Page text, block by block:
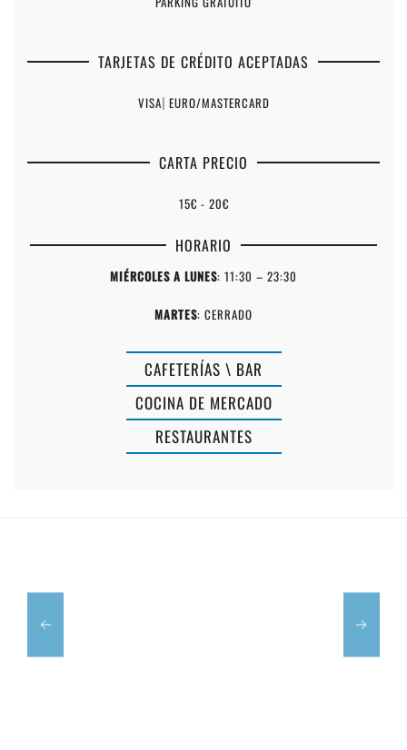
TARJETAS DE CRÉDITO ACEPTADAS
VISA| EURO/MASTERCARD
CARTA PRECIO
15€ - 20€
HORARIO
MIÉRCOLES A LUNES: 11:30 – 23:30
MARTES: CERRADO
CAFETERÍAS \ BAR
COCINA DE MERCADO
RESTAURANTES